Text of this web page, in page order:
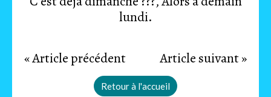
lundi.
« Article précédent Article suivant »
Retour à l'accueil